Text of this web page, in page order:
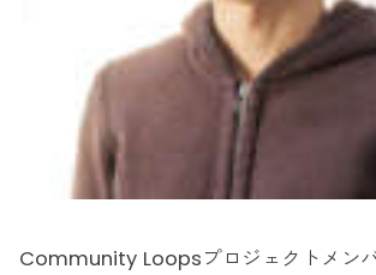
Community Loopsプロジェクトメン